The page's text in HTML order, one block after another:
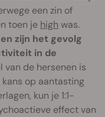
een zin of
toen je high was.
zijn het gevolg
in de
van de hersenen is
kans op aantasting
kun je 1:1-
effect van